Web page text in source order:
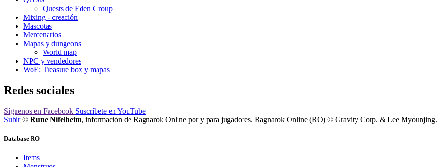
Quests de Eden Group
Mixing - creación
Mascotas
Mercenarios
Mapas y dungeons
World map
NPC y vendedores
WoE: Treasure box y mapas
Redes sociales
Síguenos en Facebook Suscríbete en YouTube
Subir© Rune Nifelheim, información de Ragnarok Online por y para jugadores. Ragnarok Online (RO) © Gravity Corp. & Lee Myounjing.
Database RO
Items